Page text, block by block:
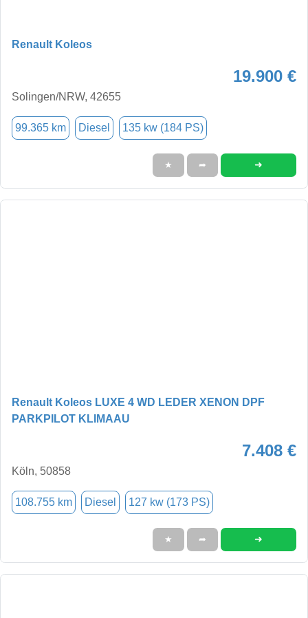
Renault Koleos
19.900 €
Solingen/NRW, 42655
99.365 km Diesel 135 kw (184 PS)
★ ➦ ➜
Renault Koleos LUXE 4 WD LEDER XENON DPF
PARKPILOT KLIMAAU
7.408 €
Köln, 50858
108.755 km Diesel 127 kw (173 PS)
★ ➦ ➜